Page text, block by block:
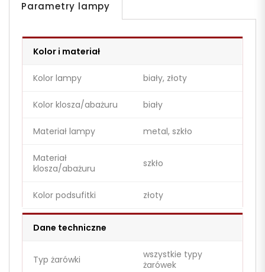
Parametry lampy
Kolor i materiał
Kolor lampy biały, złoty
Kolor klosza/abażuru biały
Materiał lampy metal, szkło
Materiał
klosza/abażuru
szkło
Kolor podsufitki złoty
Dane techniczne
Typ żarówki
wszystkie typy
żarówek